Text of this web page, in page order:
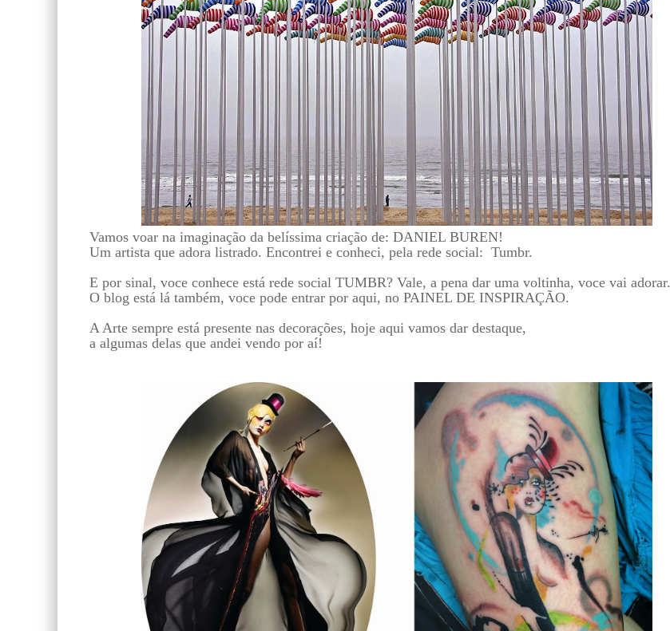
Vamos voar na imaginação da belíssima criação de: DANIEL BUREN!
Um artista que adora listrado. Encontrei e conheci, pela rede social: Tumbr.
E por sinal, voce conhece está rede social TUMBR? Vale, a pena dar uma voltinha, voce vai adorar.
O blog está lá também, voce pode entrar por aqui, no PAINEL DE INSPIRAÇÃO.
A Arte sempre está presente nas decorações, hoje aqui vamos dar destaque,
a algumas delas que andei vendo por aí!